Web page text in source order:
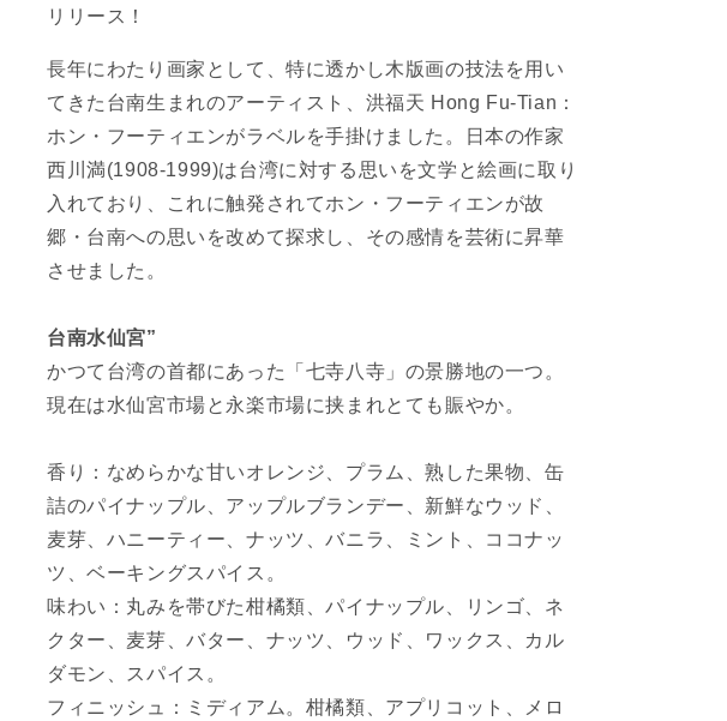
WHISKY
MANNOCHMORE
8
YEARS
の
数
量
を
ら
MANNOCHMORE
8
YEARS
の
数
量
を
リリース！
長年にわたり画家として、特に透かし木版画の技法を用い
てきた台南生まれのアーティスト、洪福天 Hong Fu-Tian：
ホン・フーティエンがラベルを手掛けました。日本の作家
西川満(1908-1999)は台湾に対する思いを文学と絵画に取り
入れており、これに触発されてホン・フーティエンが故
郷・台南への思いを改めて探求し、その感情を芸術に昇華
させました。
台南水仙宮”
かつて台湾の首都にあった「七寺八寺」の景勝地の一つ。
現在は水仙宮市場と永楽市場に挟まれとても賑やか。
香り：なめらかな甘いオレンジ、プラム、熟した果物、缶
詰のパイナップル、アップルブランデー、新鮮なウッド、
麦芽、ハニーティー、ナッツ、バニラ、ミント、ココナッ
ツ、ベーキングスパイス。
味わい：丸みを帯びた柑橘類、パイナップル、リンゴ、ネ
クター、麦芽、バター、ナッツ、ウッド、ワックス、カル
ダモン、スパイス。
フィニッシュ：ミディアム。柑橘類、アプリコット、メロ